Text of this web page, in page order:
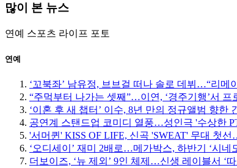
많이 본 뉴스
연예 스포츠 라이프 포토
연예
‘꼬북좌’ 남유정, 브브걸 떠나 솔로 데뷔…“리메
“주먹부터 나가는 셋째”…이연, ‘경주기행’서 프
‘이혼 후 새 챕터’ 이수, 8년 만의 정규앨범 향
공연계 스탠드업 코미디 열풍…성인극 '수상한
'서머퀸' KISS OF LIFE, 신곡 'SWEAT' 무대 첫
‘오디세이’ 재미 2배로…메가박스, 하반기 ‘시네
더보이즈, ‘뉴 제외’ 9인 체제…신생 레이블서 ‘